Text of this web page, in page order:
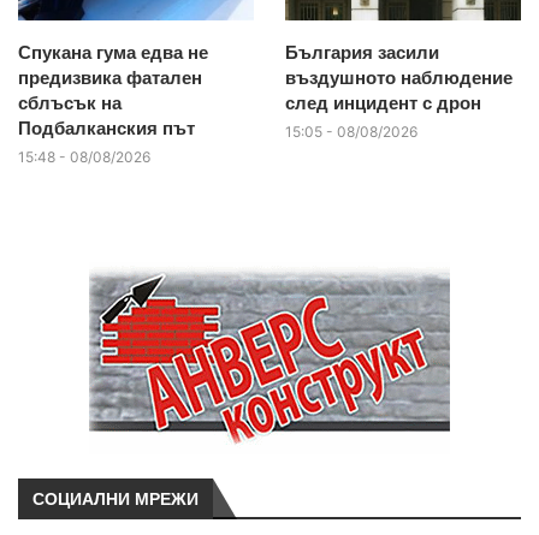
Спукана гума едва не
предизвика фатален
сблъсък на
Подбалканския път
15:48 - 08/08/2026
България засили
въздушното наблюдение
след инцидент с дрон
15:05 - 08/08/2026
СОЦИАЛНИ МРЕЖИ